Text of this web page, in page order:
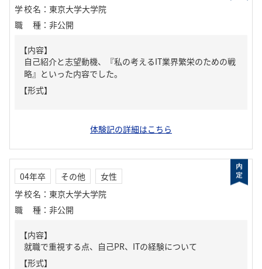
学校名 ： 東京大学大学院
職種 ： 非公開
【内容】
自己紹介と志望動機、『私の考えるIT業界繁栄のための戦
略』といった内容でした。
【形式】
体験記の詳細はこちら
04年卒 その他
女性
学校名 ： 東京大学大学院
職種 ： 非公開
【内容】
就職で重視する点、自己PR、ITの経験について
【形式】